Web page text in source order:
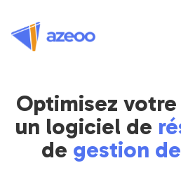
Optimisez
un logiciel de
de gestion